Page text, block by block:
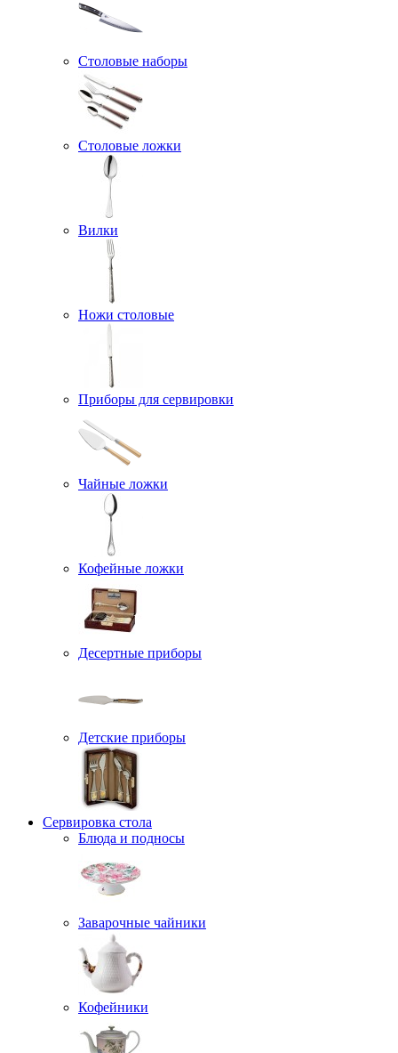
Столовые наборы
Столовые ложки
Вилки
Ножи столовые
Приборы для сервировки
Чайные ложки
Кофейные ложки
Десертные приборы
Детские приборы
Сервировка стола
Блюда и подносы
Заварочные чайники
Кофейники